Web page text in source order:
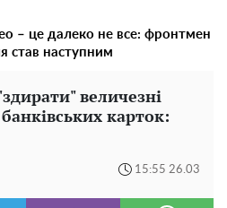
– це далеко не все: фронтмен
став наступним
величезні
карток:
15:55 26.03